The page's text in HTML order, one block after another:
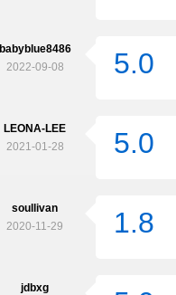
babyblue8486
2022-09-08
5.0
LEONA-LEE
2021-01-28
5.0
soullivan
2020-11-29
1.8
jdbxg